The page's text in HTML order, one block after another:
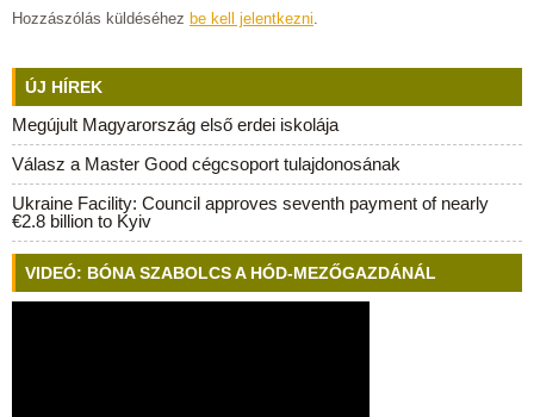
Hozzászólás küldéséhez be kell jelentkezni.
ÚJ HÍREK
Megújult Magyarország első erdei iskolája
Válasz a Master Good cégcsoport tulajdonosának
Ukraine Facility: Council approves seventh payment of nearly
€2.8 billion to Kyiv
VIDEÓ: BÓNA SZABOLCS A HÓD-MEZŐGAZDÁNÁL